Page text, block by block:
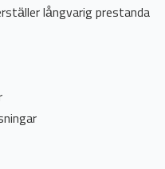
långvarig prestanda